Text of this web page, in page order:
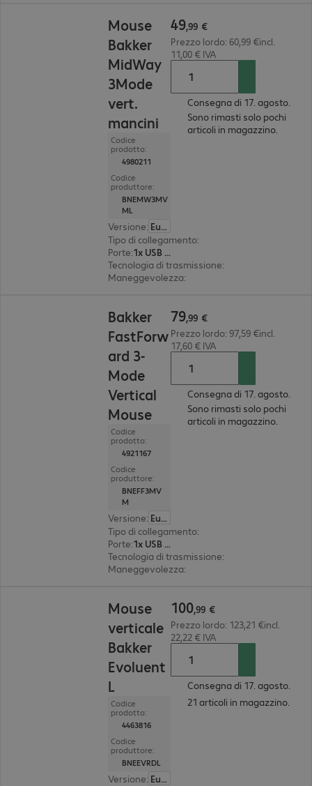
Mouse
Bakker
MidWay
3Mode
vert.
mancini
Codice
prodotto:
4980211
Codice
produttore:
BNEMW3MV
ML
Versione:
Europa
Tipo di collegamento:
Porte:
1x USB Type C
Tecnologia di trasmissione:
Maneggevolezza:
49,99 €
Prezzo lordo: 60,99 €incl.
11,00 € IVA
Consegna di 17. agosto.
Sono rimasti solo pochi
articoli in magazzino.
Bakker
FastForw
ard 3-
Mode
Vertical
Mouse
Codice
prodotto:
4921167
Codice
produttore:
BNEFF3MV
M
Versione:
Europa
Tipo di collegamento:
Porte:
1x USB Type C
Tecnologia di trasmissione:
Maneggevolezza:
79,99 €
Prezzo lordo: 97,59 €incl.
17,60 € IVA
Consegna di 17. agosto.
Sono rimasti solo pochi
articoli in magazzino.
Mouse
verticale
Bakker
Evoluent
L
Codice
prodotto:
4463816
Codice
produttore:
BNEEVRDL
Versione:
Europa
100,99 €
Prezzo lordo: 123,21 €incl.
22,22 € IVA
Consegna di 17. agosto.
21 articoli in magazzino.